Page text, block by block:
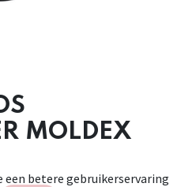
MOLDEX
een betere gebruikerservaring